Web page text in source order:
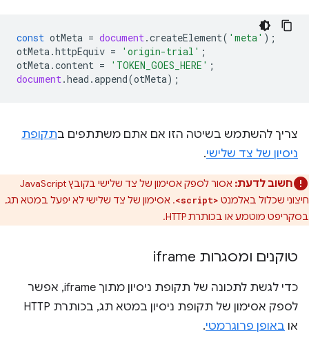
const otMeta = document.createElement( 'meta' );
otMeta.httpEquiv = 'origin-trial' ;
otMeta.content = 'TOKEN_GOES_HERE' ;
document.head .append(otMeta);
צריך להשתמש בשיטה הזו אם אתם משתתפים בתקופת
ניסיון של צד שלישי.
חשוב לדעת:
אסור לספק אסימון של צד שלישי בקובץ JavaScript
חיצוני שכלול באלמנט <script>. אסימון של צד שלישי לא יפעל במטא תג,
בסקריפט מוטמע או בכותרת HTTP.
טוקנים ומסגרות iframe
כדי לגשת לתכונה של תקופת ניסיון מתוך iframe, אפשר
לספק אסימון של תקופת ניסיון במטא תג, בכותרת HTTP
או באופן פרוגרמטי.